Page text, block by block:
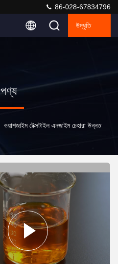
86-028-67834796
উদ্ধৃতি
পণ্য
ওয়াশজাইম টেক্সটাইল এনজাইম চেহারা উন্নত